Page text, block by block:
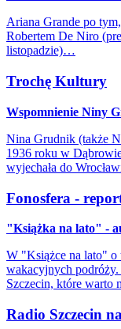
Ariana Grande po
Robertem De Niro
listopadzie)…
Trochę Kultury
Wspomnienie Niny
Nina Grudnik (także
1936 roku w
wyjechała do
Fonosfera -
"Książka na lato" -
W "Książce na lato" o
wakacyjnych
Szczecin, które warto
Radio Szczecin